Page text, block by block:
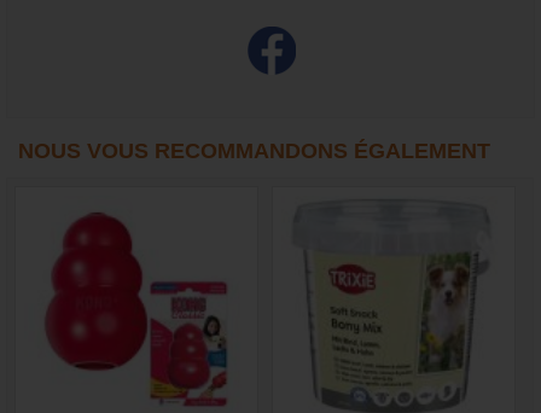
NOUS VOUS RECOMMANDONS ÉGALEMENT